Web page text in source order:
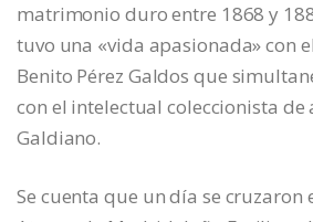
matrimonio duro entre 1868 y
tuvo una «vida apasionada» con
Benito Pérez Galdos que
con el intelectual coleccionista de
Galdiano.
Se cuenta que un día se cruzaron